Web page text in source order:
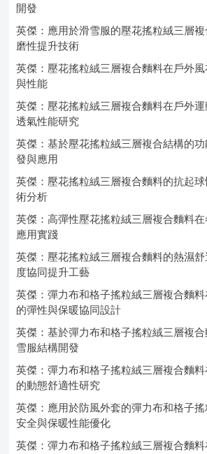
開發
英傑：應用於滑雪服的壓花搖粒絨三層
磨性提升技術
英傑：壓花搖粒絨三層複合麵料在戶外
與性能
英傑：壓花搖粒絨三層複合麵料在戶外
透氣性能研究
英傑：基於壓花搖粒絨三層複合結構的
發與應用
英傑：壓花搖粒絨三層複合麵料的抗起
術分析
英傑：高彈性壓花搖粒絨三層複合麵料
應用實踐
英傑：壓花搖粒絨三層複合麵料的熱濕
度協同提升工藝
英傑：彈力布和格子搖粒絨三層複合麵
的彈性與保暖協同設計
英傑：基於彈力布和格子搖粒絨三層複
雪服結構開發
英傑：彈力布和格子搖粒絨三層複合麵
的動態舒適性研究
英傑：應用於防風外套的彈力布和格子
安全與保暖性能優化
英傑：彈力布和格子搖粒絨三層複合麵